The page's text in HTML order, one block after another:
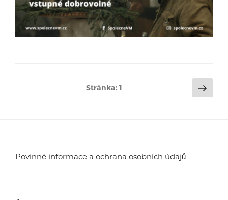
Stránka:1
Povinné informace a ochrana osobních údajů